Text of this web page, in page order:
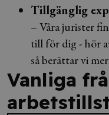
Tillgänglig
– Våra jurister
till för dig - hör
så berättar vi
Vanliga